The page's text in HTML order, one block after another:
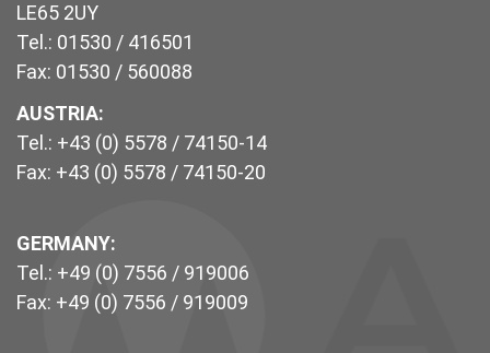
LE65 2UY
Tel.: 01530 / 416501
Fax: 01530 / 560088
AUSTRIA:
Tel.: +43 (0) 5578 / 74150-14
Fax: +43 (0) 5578 / 74150-20
GERMANY:
Tel.: +49 (0) 7556 / 919006
Fax: +49 (0) 7556 / 919009